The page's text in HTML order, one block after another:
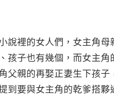
說裡的女人們，女主角
孩子也有幾個，而女主
父親的再娶正妻生下孩
到要與女主角的乾爹搭